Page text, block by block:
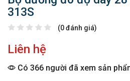
313S
(0 đánh giá)
Liên hệ
Có 366 người đã xem sản